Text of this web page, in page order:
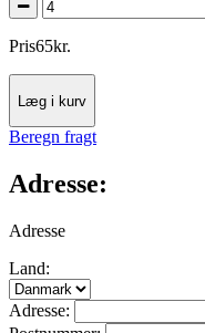
Pris65kr.
Læg i kurv
Beregn fragt
Adresse:
Adresse
Land:
Adresse: